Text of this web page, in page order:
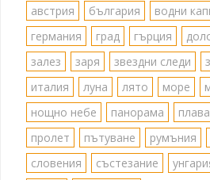
австрия българия водни
германия
град гърция
залез
заря звездни следи
италия
луна лято море
нощно небе
панорама
пролет
пътуване румъния
словения
състезание